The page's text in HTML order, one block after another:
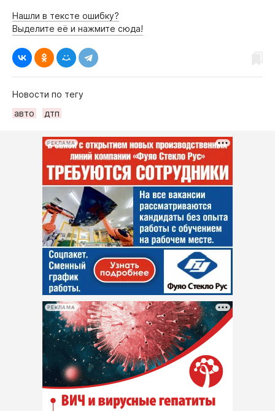
Нашли в тексте ошибку?
Выделите её и нажмите сюда!
Новости по тегу
авто
дтп
РЕКЛАМА
РЕКЛАМА